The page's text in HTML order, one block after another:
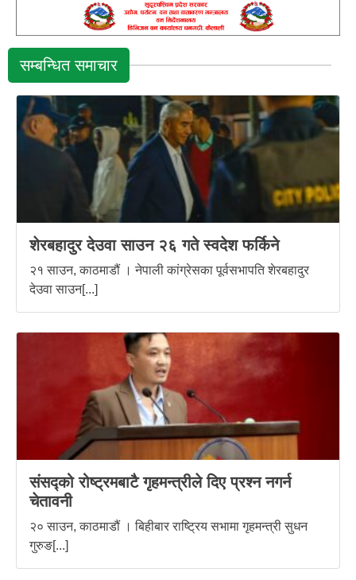
सम्बन्धित समाचार
शेरबहादुर देउवा साउन २६ गते स्वदेश फर्किने
२१ साउन, काठमाडौं । नेपाली कांग्रेसका पूर्वसभापति शेरबहादुर
देउवा साउन[...]
संसद्को रोष्ट्रमबाटै गृहमन्त्रीले दिए प्रश्न नगर्न
चेतावनी
२० साउन, काठमाडौं । बिहीबार राष्ट्रिय सभामा गृहमन्त्री सुधन
गुरुङ[...]